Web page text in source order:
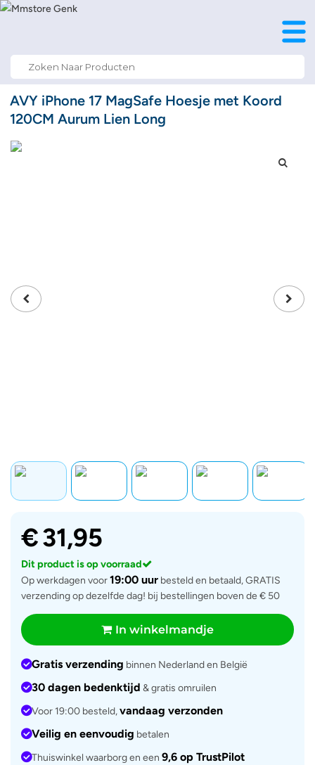
AVY iPhone 17 MagSafe Hoesje met Koord
120CM Aurum Lien Long
€31,95
Dit product is op voorraad
Op werkdagen voor19:00 uur besteld en betaald, GRATIS
verzending op dezelfde dag! bij bestellingen boven de € 50
In winkelmandje
Gratis verzending binnen Nederland en België
30 dagen bedenktijd & gratis omruilen
Voor 19:00 besteld,vandaag verzonden
Veilig en eenvoudig betalen
Thuiswinkel waarborg en een 9,6 op TrustPilot